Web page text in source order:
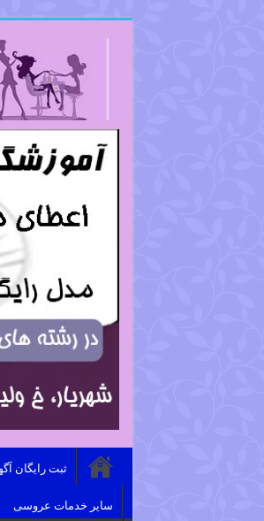
ثبت رایگان
سایر خدمات عروسی